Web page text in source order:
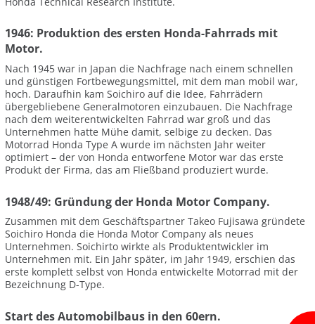
1946: Produktion des ersten Honda-Fahrrads mit
Motor.
Nach 1945 war in Japan die Nachfrage nach einem schnellen
und günstigen Fortbewegungsmittel, mit dem man mobil war,
hoch. Daraufhin kam Soichiro auf die Idee, Fahrrädern
übergebliebene Generalmotoren einzubauen. Die Nachfrage
nach dem weiterentwickelten Fahrrad war groß und das
Unternehmen hatte Mühe damit, selbige zu decken. Das
Motorrad Honda Type A wurde im nächsten Jahr weiter
optimiert – der von Honda entworfene Motor war das erste
Produkt der Firma, das am Fließband produziert wurde.
1948/49: Gründung der Honda Motor Company.
Zusammen mit dem Geschäftspartner Takeo Fujisawa gründete
Soichiro Honda die Honda Motor Company als neues
Unternehmen. Soichirto wirkte als Produktentwickler im
Unternehmen mit. Ein Jahr später, im Jahr 1949, erschien das
erste komplett selbst von Honda entwickelte Motorrad mit der
Bezeichnung D-Type.
Start des Automobilbaus in den 60ern.